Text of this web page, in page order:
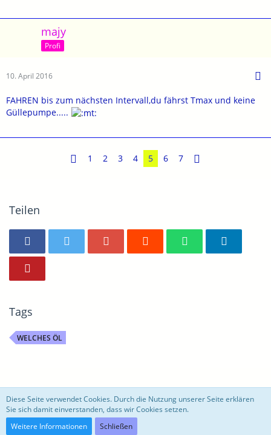
majy
Profi
10. April 2016
FAHREN bis zum nächsten Intervall,du fährst Tmax und keine
Güllepumpe.....
1 2 3 4 5 6 7
Teilen
Tags
WELCHES ÖL
motoblog
Community-Software:
Diese Seite verwendet Cookies. Durch die Nutzung unserer Seite erklären
Sie sich damit einverstanden, dass wir Cookies setzen.
Weitere Informationen
Schließen